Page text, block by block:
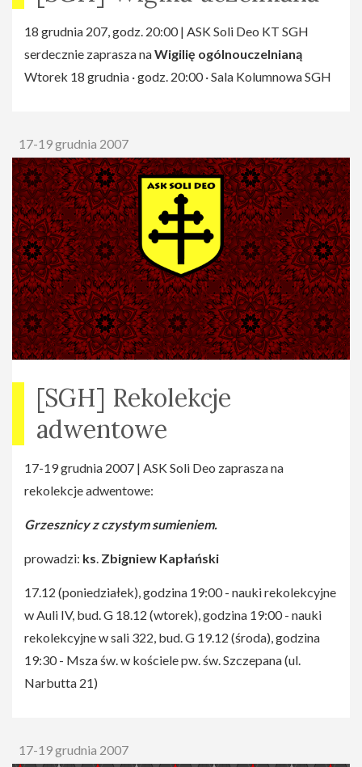
18 grudnia 207, godz. 20:00 | ASK Soli Deo KT SGH
serdecznie zaprasza naWigilię ogólnouczelnianą
Wtorek 18 grudnia · godz. 20:00 · Sala Kolumnowa SGH
17-19 grudnia 2007
[SGH] Rekolekcje
adwentowe
17-19 grudnia 2007 | ASK Soli Deo zaprasza na
rekolekcje adwentowe:
Grzesznicy z czystym sumieniem.
prowadzi: ks. Zbigniew Kapłański
17.12 (poniedziałek), godzina 19:00 - nauki rekolekcyjne
w Auli IV, bud. G 18.12 (wtorek), godzina 19:00 - nauki
rekolekcyjne w sali 322, bud. G 19.12 (środa), godzina
19:30 - Msza św. w kościele pw. św. Szczepana (ul.
Narbutta 21)
17-19 grudnia 2007